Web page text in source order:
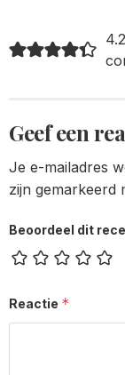
Geef een
Je e-mailadres
zijn gemarkeerd
Beoordeel dit
Reactie *